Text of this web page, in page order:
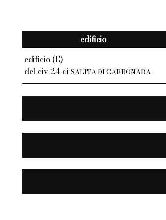
edificio
edificio (E)
del civ 24 di SALITA DI CARBONARA